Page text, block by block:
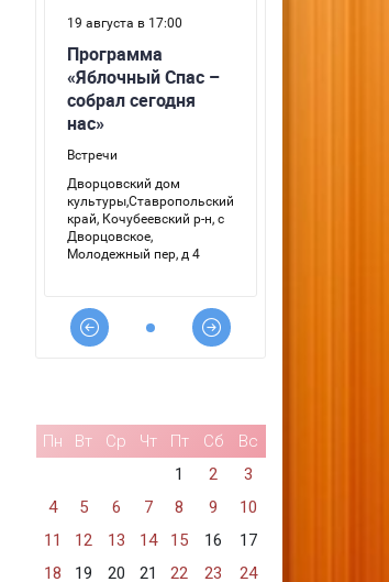
Пн Вт Ср Чт Пт Сб
Вс
1
2
3
4
5 6 7 8 9
10
11
12 13 14 15 16
17
18
19 20 21 22 23
24